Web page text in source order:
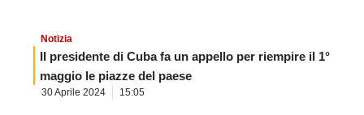
Notizia
Il presidente di Cuba fa un appello per riempire il 1°
maggio le piazze del paese
30 Aprile 2024 15:05